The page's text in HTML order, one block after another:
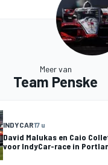
Meer van
Team Penske
INDYCAR17 u
David Malukas en Caio
voor IndyCar-race in